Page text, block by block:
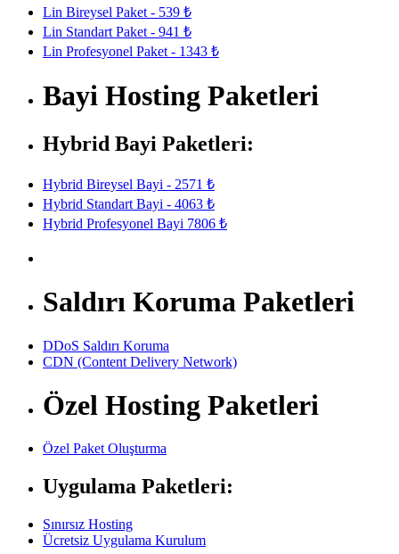
Lin Bireysel Paket - 539 ₺
Lin Standart Paket - 941 ₺
Lin Profesyonel Paket - 1343 ₺
Bayi Hosting Paketleri
Hybrid Bayi Paketleri:
Hybrid Bireysel Bayi - 2571 ₺
Hybrid Standart Bayi - 4063 ₺
Hybrid Profesyonel Bayi 7806 ₺
Saldırı Koruma Paketleri
DDoS Saldırı Koruma
CDN (Content Delivery Network)
Özel Hosting Paketleri
Özel Paket Oluşturma
Uygulama Paketleri:
Sınırsız Hosting
Ücretsiz Uygulama Kurulum